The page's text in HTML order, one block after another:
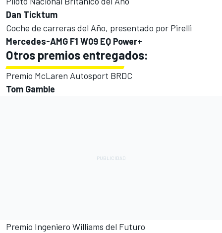
Dan Ticktum
Coche de carreras del Año, presentado por Pirelli
Mercedes-AMG F1 W09 EQ Power+
Otros premios entregados:
Premio McLaren Autosport BRDC
Tom Gamble
Premio Ingeniero Williams del Futuro